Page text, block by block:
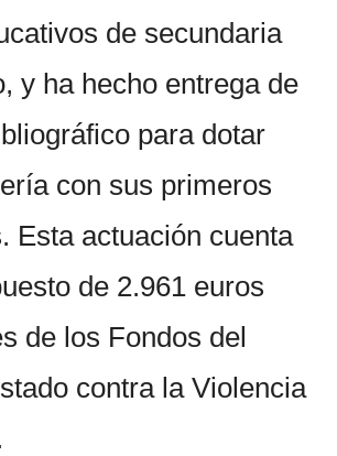
de secundaria
y ha hecho entrega de
para dotar
con sus primeros
Esta actuación cuenta
de 2.961 euros
de los Fondos del
contra la Violencia